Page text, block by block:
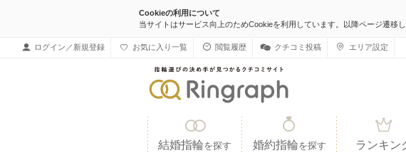
Cookieの利用について
当サイトはサービス向上のためCookieを利用しています。以降ページ遷移
ログイン／新規登録 お気に入り一覧 閲覧履歴 クチコミ投稿 エリア設定
結婚指輪を探す 婚約指輪を探す ランキン